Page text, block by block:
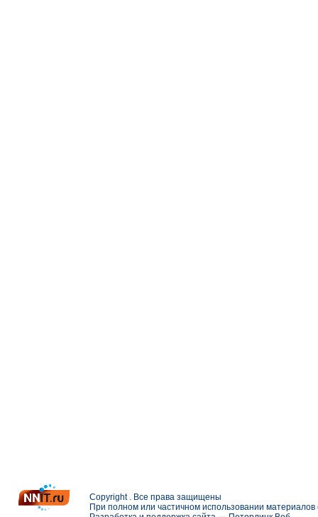
Copyright . Все права защищены
При полном или частичном использовании